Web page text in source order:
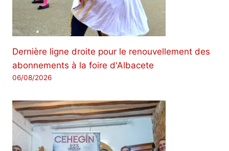
Dernière ligne droite pour le renouvellement des
abonnements à la foire d'Albacete
06/08/2026